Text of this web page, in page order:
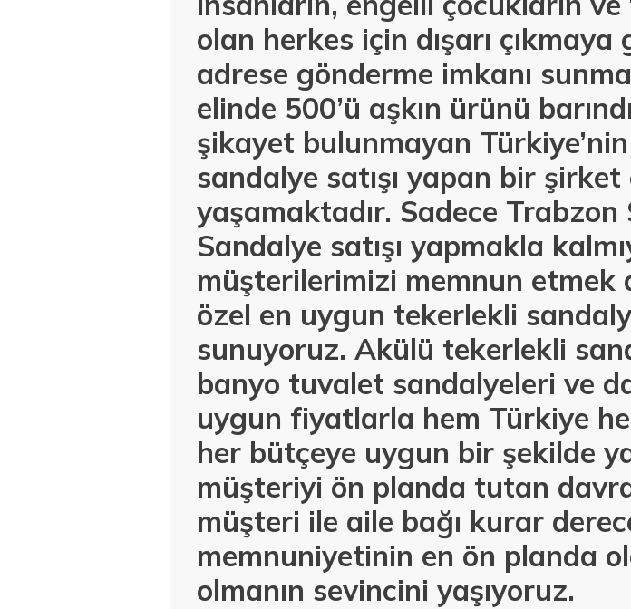
olan herkes için dışarı
adrese gönderme imkanı
elinde 500’ü aşkın ürünü
şikayet bulunmayan
sandalye satışı yapan bir
yaşamaktadır. Sadece
Sandalye satışı yapmakla
müşterilerimizi memnun etmek
özel en uygun tekerlekli
sunuyoruz. Akülü tekerlekli
banyo tuvalet sandalyeleri ve
uygun fiyatlarla hem Türkiye
her bütçeye uygun bir şekilde
müşteriyi ön planda tutan
müşteri ile aile bağı kurar
memnuniyetinin en ön planda
olmanın sevincini yaşıyoruz.